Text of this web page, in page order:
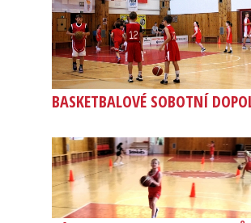
BASKETBALOVÉ SOBOTNÍ